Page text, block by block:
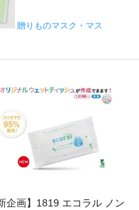
贈りものマスク・マス
企画】1819 エコラル ノン